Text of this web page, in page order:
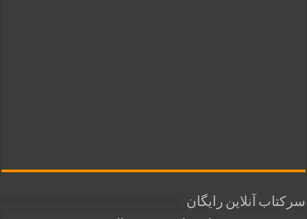
سرکتاب آنلاین رایگان